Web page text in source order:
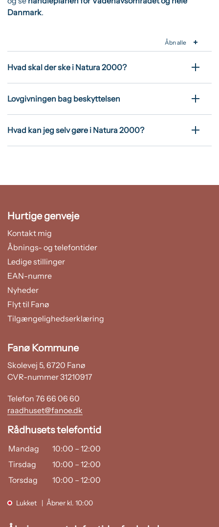
Danmark.
Åbn alle
Hvad skal der ske i Natura 2000?
Lovgivningen bag beskyttelsen
Hvad kan jeg selv gøre i Natura 2000?
Hurtige genveje
Kontakt mig
Åbnings- og telefontider
Ledige stillinger
EAN-numre
Nyheder
Flyt til Fanø
Tilgængelighedserklæring
Fanø Kommune
Skolevej 5, 6720 Fanø
CVR-nummer 31210917
Telefon 76 66 06 60
raadhuset@fanoe.dk
Rådhusets telefontid
Mandag 10:00 – 12:00
Tirsdag
10:00 – 12:00
Torsdag
10:00 – 12:00
Lukket Åbner kl. 10:00